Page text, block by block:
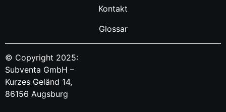
Kontakt
Glossar
© Copyright 2025:
Subventa GmbH –
Kurzes Geländ 14,
86156 Augsburg